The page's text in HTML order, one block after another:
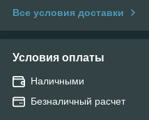
Все условия доставки
Условия оплаты
Наличными
Безналичный расчет